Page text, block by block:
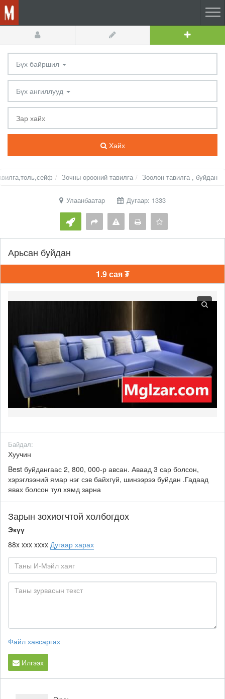
Бүх байршил
Бүх ангиллууд
Хайх
Зочны өрөөний тавилга Зөөлөн тавилга , буйдан
Улаанбаатар Дугаар: 1333
Арьсан буйдан
1.9 сая ₮
Байдал:
Хуучин
Best буйдангаас 2, 800, 000-р авсан. Аваад 3 сар болсон,
хэрэглээний ямар нэг сэв байхгүй, шинээрээ буйдан .Гадаад
явах болсон тул хямд зарна
Зарын зохиогчтой холбогдох
Экүү
88x xxx xxxx Дугаар харах
Файл хавсаргах
Илгээх